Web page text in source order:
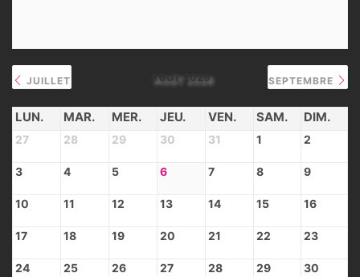
JUILLET AOÛT 2026 SEPTEMBRE
LUN. MAR. MER. JEU. VEN. SAM. DIM.
27 28 29 30 31 1 2
3 4 5 6 7 8 9
10 11 12 13 14 15 16
17 18 19 20 21 22 23
24 25 26 27 28 29 30